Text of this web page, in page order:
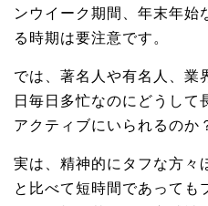
ンウイーク期間、年末年始
る時期は要注意です。
では、著名人や有名人、業
日毎日多忙なのにどうして
アクティブにいられるのか
実は、精神的にタフな方々
と比べて短時間であっても